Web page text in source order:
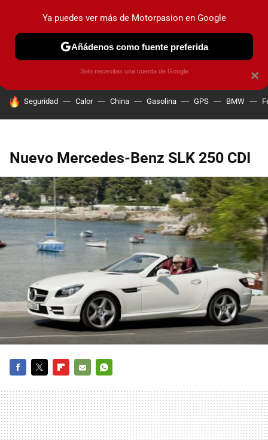
PRUEBAS COCHES ELÉCTRICOS OBSERVATORIO
HOY SE HABLA DE
Seguridad Calor China Gasolina GPS BMW
Nuevo Mercedes-Benz SLK 250 CDI
MAIL
×
Ya puedes ver más de Motorpasion en Google
Añádenos como fuente preferida
Solo necesitas una cuenta de Google